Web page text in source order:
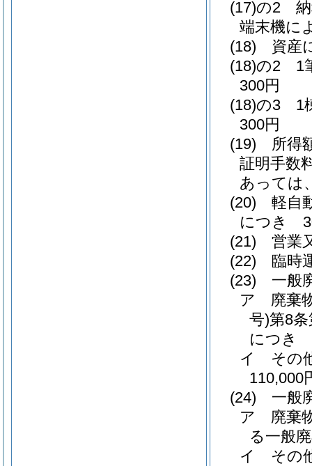
(17)の2
端末機に
(18)
資産
(18)の2
1
300円
(18)の3
1
300円
(19)
所得
証明手
あっては
(20)
軽自
につき
(21)
営業
(22)
臨時
(23)
一般
ア
廃棄
号)第8
につき
イ
その
110,000
(24)
一般
ア
廃棄
る一般
イ
その